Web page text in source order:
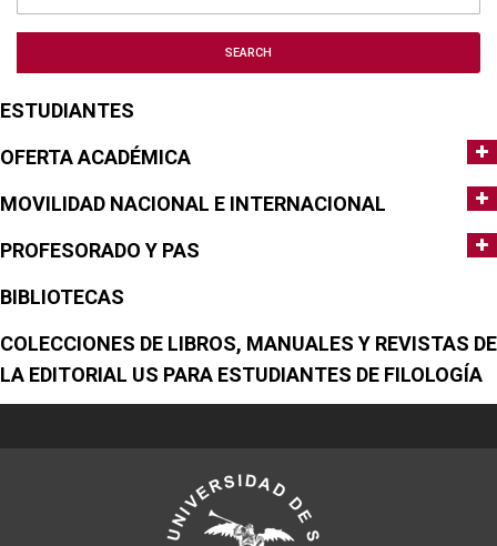
ESTUDIANTES
OFERTA ACADÉMICA
MOVILIDAD NACIONAL E INTERNACIONAL
PROFESORADO Y PAS
BIBLIOTECAS
COLECCIONES DE LIBROS, MANUALES Y REVISTAS DE
LA EDITORIAL US PARA ESTUDIANTES DE FILOLOGÍA